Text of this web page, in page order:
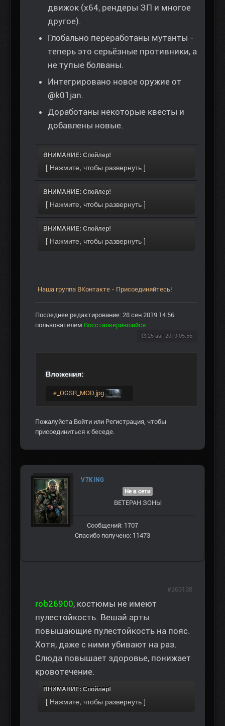
движок (x64, рендеры ЗП и многое
другое).
Глобально переработаны мутанты -
теперь это серьёзные противники, а
не тупые болваны.
Интегрировано новое оружие от
@k01jan.
Доработаны некоторые квесты и
добавлены новые.
ВНИМАНИЕ: Спойлер!
ВНИМАНИЕ: Спойлер!
ВНИМАНИЕ: Спойлер!
Наша группа ВКонтакте - Присоединяйтесь!
Последнее редактирование: 28 сен 2019 14:56
пользователем Воссталкерившийся.
25 авг 2019 05:56
Вложения:
...e_OGSR_MOD.jpg
Пожалуйста Войти или Регистрация, чтобы
присоединиться к беседе.
V7KING
Не в сети
ВЕТЕРАН ЗOНЫ
Сообщений: 1707
Спасибо получено: 11473
rob26900, костюмы не имеют
пулестойкость. Вешай арты
повышающие пулестойкость на пояс.
Хотя, даже с ними убивают на раз.
Слюда повышает здоровье, понижает
кровотечение.
ВНИМАНИЕ: Спойлер!
#263138